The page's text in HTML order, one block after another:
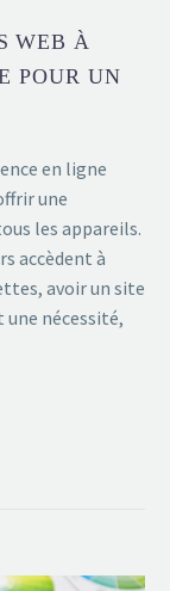
WEB À
POUR UN
en ligne
une
les appareils.
accèdent à
avoir un site
une nécessité,